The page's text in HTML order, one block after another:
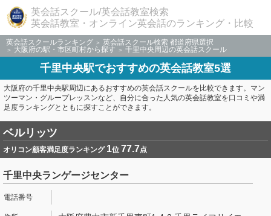
英会話スクール/英会話教室検索
英会話教室・オンライン英会話のランキング・比較
英会話スクールランキング
英会話スクール検索 都道府県選択
大阪府の駅・市区町村から探す
千里中央周辺の英会話スクール
千里中央駅でおすすめの英会話教室5選
大阪府の千里中央駅周辺にあるおすすめの英会話スクールを比較できます。マン
ツーマン・グループレッスンなど、自分に合った人気の英会話教室を口コミや満
足度ランキングとともに探すことができます。
ベルリッツ
オリコン顧客満足度ランキング 1位 77.7点
千里中央ランゲージセンター